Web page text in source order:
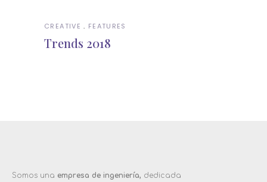
CREATIVE FEATURES
Trends 2018
Somos una empresa de ingeniería, dedicada